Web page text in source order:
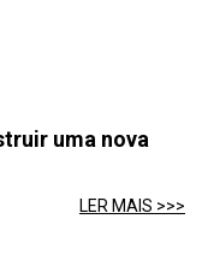
uma nova
LER MAIS >>>